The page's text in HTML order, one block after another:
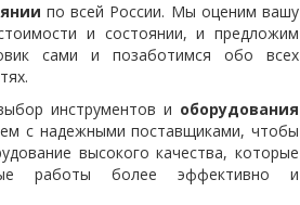
по всей России. Мы оценим вашу
и состоянии, и предложим
сами и позаботимся обо всех
инструментов и оборудования
с надежными поставщиками, чтобы
высокого качества, которые
работы более эффективно и